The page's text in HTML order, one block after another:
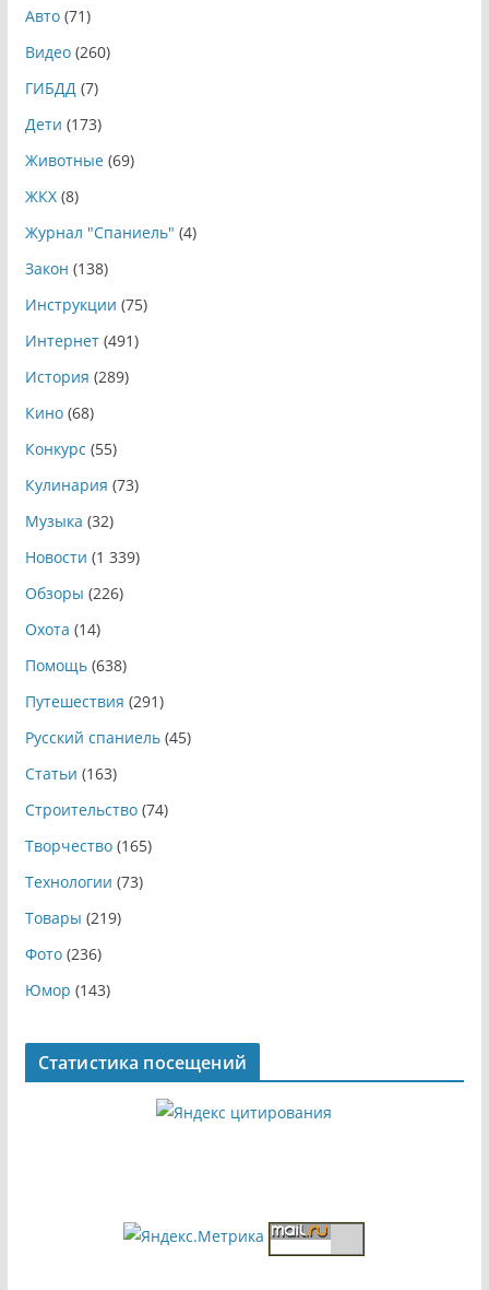
Авто(71)
Видео(260)
ГИБДД(7)
Дети (173)
Животные(69)
ЖКХ(8)
Журнал "Спаниель" (4)
Закон (138)
Инструкции (75)
Интернет(491)
История (289)
Кино(68)
Конкурс (55)
Кулинария (73)
Музыка (32)
Новости (1 339)
Обзоры (226)
Охота (14)
Помощь(638)
Путешествия (291)
Русский спаниель(45)
Статьи (163)
Строительство(74)
Творчество(165)
Технологии (73)
Товары (219)
Фото(236)
Юмор (143)
Статистика посещений